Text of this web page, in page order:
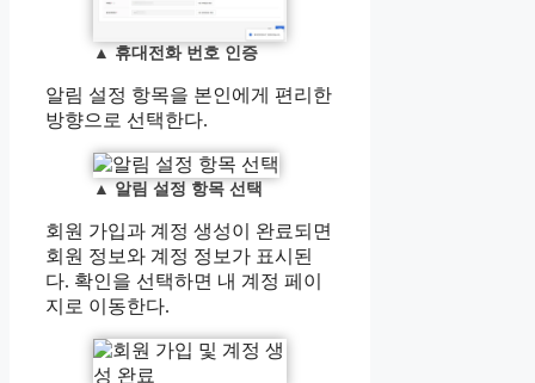
▲ 휴대전화 번호 인증
알림 설정 항목을 본인에게 편리한
방향으로 선택한다.
▲ 알림 설정 항목 선택
회원 가입과 계정 생성이 완료되면
회원 정보와 계정 정보가 표시된
다. 확인을 선택하면 내 계정 페이
지로 이동한다.